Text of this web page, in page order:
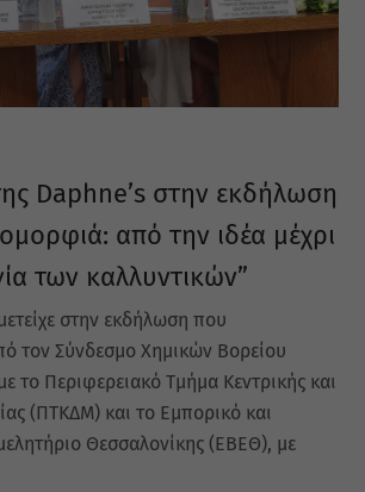
Daphne’s στην εκδήλωση
από την ιδέα μέχρι
των καλλυντικών”
στην εκδήλωση που
τον Σύνδεσμο Χημικών Βορείου
το Περιφερειακό Τμήμα Κεντρικής και
(ΠΤΚΔΜ) και το Εμπορικό και
Θεσσαλονίκης (ΕΒΕΘ), με